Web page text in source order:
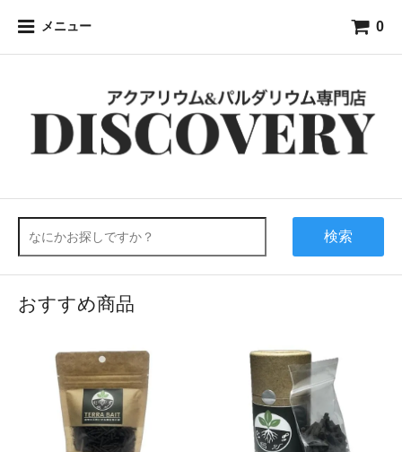
メニュー 0
検索
おすすめ商品